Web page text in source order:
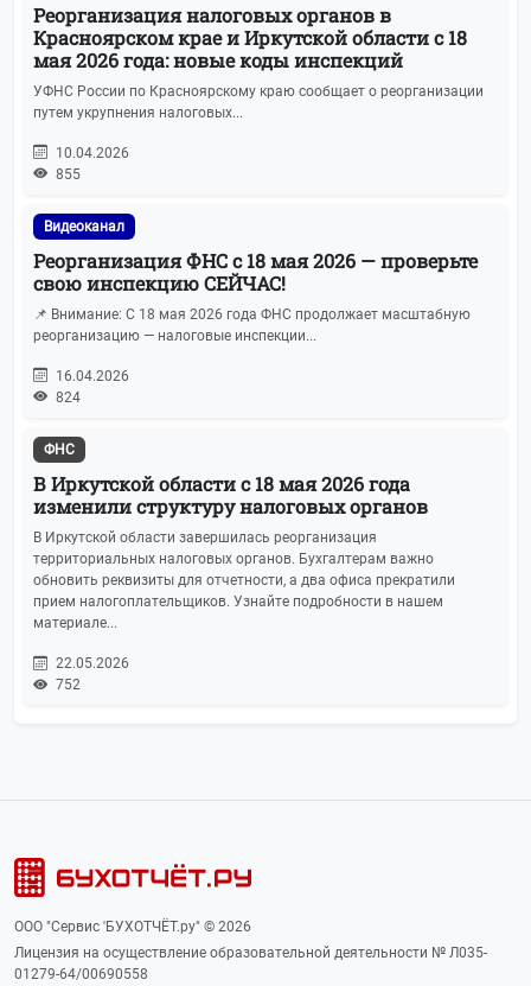
Реорганизация налоговых органов в
Красноярском крае и Иркутской области с 18
мая 2026 года: новые коды инспекций
УФНС России по Красноярскому краю сообщает о реорганизации
путем укрупнения налоговых...
10.04.2026
855
Видеоканал
Реорганизация ФНС с 18 мая 2026 — проверьте
свою инспекцию СЕЙЧАС!
📌 Внимание: С 18 мая 2026 года ФНС продолжает масштабную
реорганизацию — налоговые инспекции...
16.04.2026
824
ФНС
В Иркутской области с 18 мая 2026 года
изменили структуру налоговых органов
В Иркутской области завершилась реорганизация
территориальных налоговых органов. Бухгалтерам важно
обновить реквизиты для отчетности, а два офиса прекратили
прием налогоплательщиков. Узнайте подробности в нашем
материале...
22.05.2026
752
ООО "Сервис 'БУХОТЧЁТ.ру" © 2026
Лицензия на осуществление образовательной деятельности № Л035-
01279-64/00690558